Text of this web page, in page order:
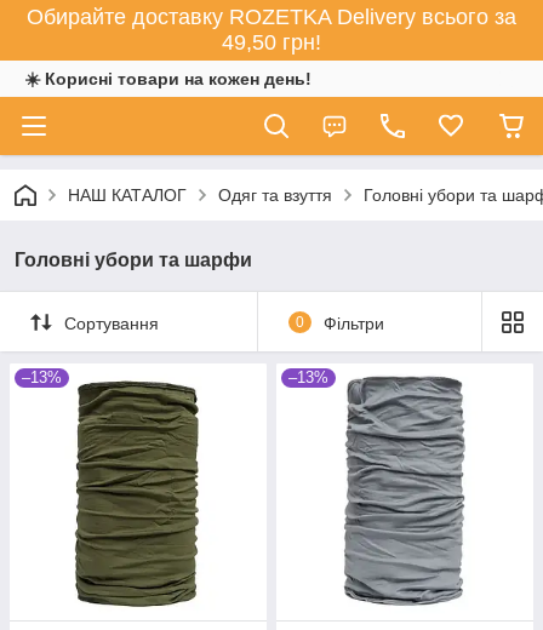
Обирайте доставку ROZETKA Delivery всього за
49,50 грн!
☀️ Корисні товари на кожен день!
НАШ КАТАЛОГ Одяг та взуття Головні убори та
Головні убори та шарфи
Сортування 0 Фільтри
–13% –13%